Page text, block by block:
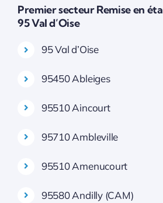
Premier secteur Remise en
95 Val d’Oise
95 Val d’Oise
95450 Ableiges
95510 Aincourt
95710 Ambleville
95510 Amenucourt
95580 Andilly (CAM)